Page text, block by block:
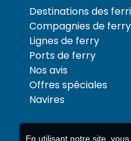
Destinations des
Compagnies de ferry
Lignes de ferry
Ports de ferry
Nos avis
Offres spéciales
Navires
En utilisant notre site,